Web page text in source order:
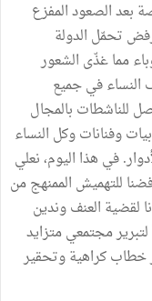
بعد الصعود المفزع
تحمّل الدولة
مما غذّى الشعور
النساء في جميع
للناشطات بالمجال
وفنانات وكل النساء
في هذا اليوم، نعلي
للتهميش الممنهج من
لقضية العنف وندين
لتبرير مجتمعي متزايد
خطاب كراهية وتحقير